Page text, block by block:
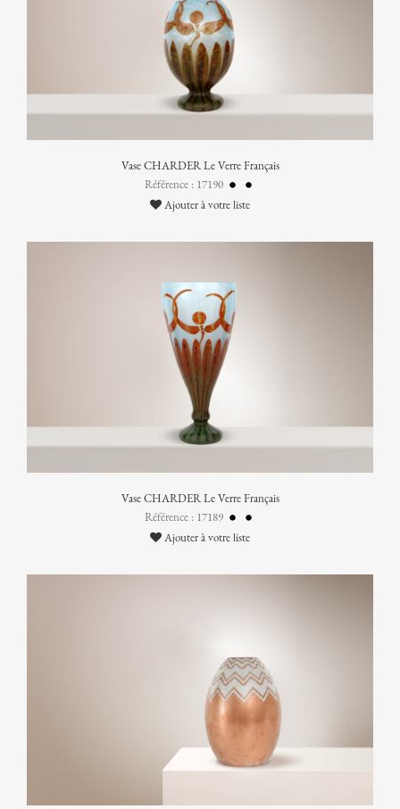
Vase CHARDER Le Verre Français
Référence : 17190
Ajouter à votre liste
Vase CHARDER Le Verre Français
Référence : 17189
Ajouter à votre liste